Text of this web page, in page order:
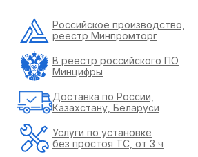
Российское производство,
реестр Минпромторг
В реестр российского ПО
Минцифры
Доставка по России,
Казахстану, Беларуси
Услуги по установке
без простоя ТС, от 3 ч